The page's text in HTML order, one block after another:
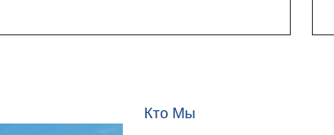
Кто Мы